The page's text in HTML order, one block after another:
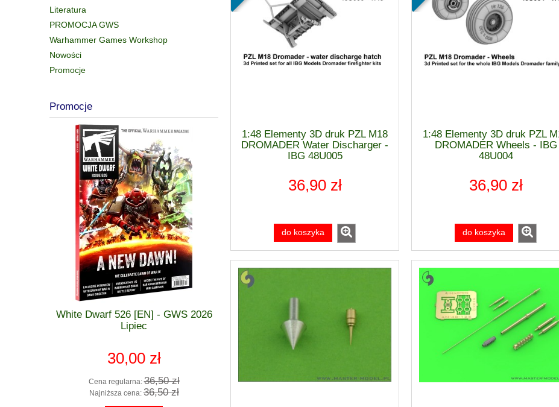
Literatura
PROMOCJA GWS
Warhammer Games Workshop
Nowości
Promocje
Promocje
White Dwarf 526 [EN] - GWS 2026
Lipiec
30,00 zł
Cena regularna:36,50 zł
Najniższa cena:36,50 zł
Warhammer Age of Sigmar - Grand
Alliance Chaos - Slaves to Darkness
- DEAMON PRINCE 83-64
Cena regularna:300,00 zł
Podkład - CHAOS BLACK SPRAY
400ml - Citadel 62-02
62,00 zł
Cena regularna:73,00 zł
1:48 Elementy 3D druk PZL M18
DROMADER Water Discharger -
IBG 48U005
36,90 zł
do koszyka
1:48 Elementy 3D druk PZL
DROMADER Wheels - IBG
48U004
36,90 zł
do koszyka